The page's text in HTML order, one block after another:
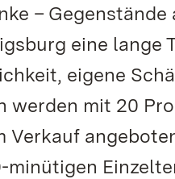
– Gegenstände
eine lange
eigene
werden mit 20
Verkauf
minütigen